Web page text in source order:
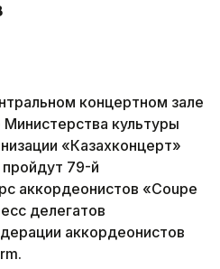
концертном зале
культуры
«Казахконцерт»
79-й
аккордеонистов «Coupe
делегатов
аккордеонистов